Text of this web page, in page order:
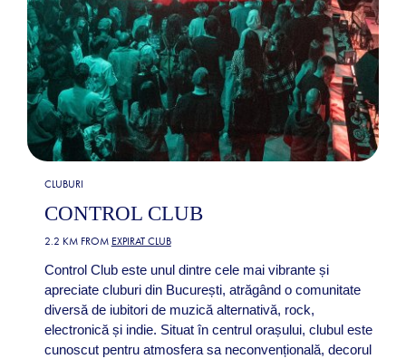
CLUBURI
CONTROL CLUB
2.2 KM FROM EXPIRAT CLUB
Control Club este unul dintre cele mai vibrante și
apreciate cluburi din București, atrăgând o comunitate
diversă de iubitori de muzică alternativă, rock,
electronică și indie. Situat în centrul orașului, clubul este
cunoscut pentru atmosfera sa neconvențională, decorul